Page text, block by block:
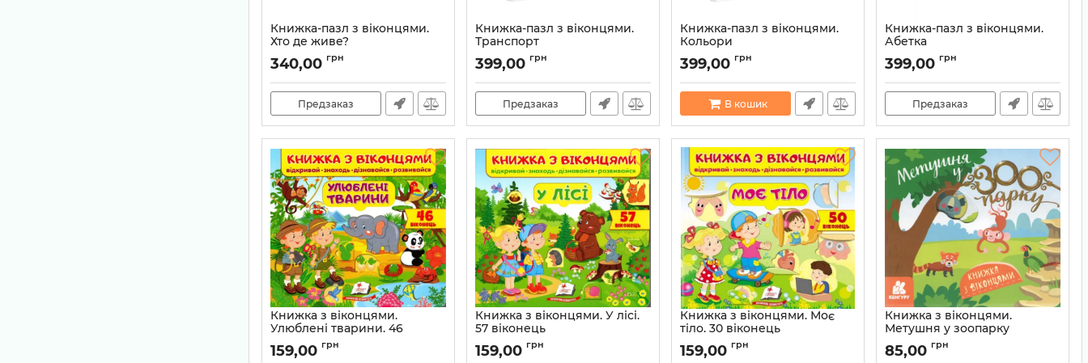
Книжка-пазл з віконцями.
Хто де живе?
Артикул: 2000842911272
340,00 грн
Предзаказ
Книжка-пазл з віконцями.
Транспорт
Артикул: 2000842901105
399,00 грн
Предзаказ
Книжка-пазл з віконцями.
Кольори
Артикул: 2000842901112
399,00 грн
В кошик
Книжка-пазл з віконцями.
Абетка
Артикул: 2000842901082
399,00 грн
Предзаказ
Книжка з віконцями.
Улюблені тварини. 46
віконець
Артикул: 9789669477477
159,00 грн
Книжка з віконцями. У лісі.
57 віконець
Артикул: 9789669477453
159,00 грн
Книжка з віконцями. Моє
тіло. 30 віконець
Артикул: 9789664668603
159,00 грн
Книжка з віконцями.
Метушня у зоопарку
Артикул: 9786170993991
85,00 грн